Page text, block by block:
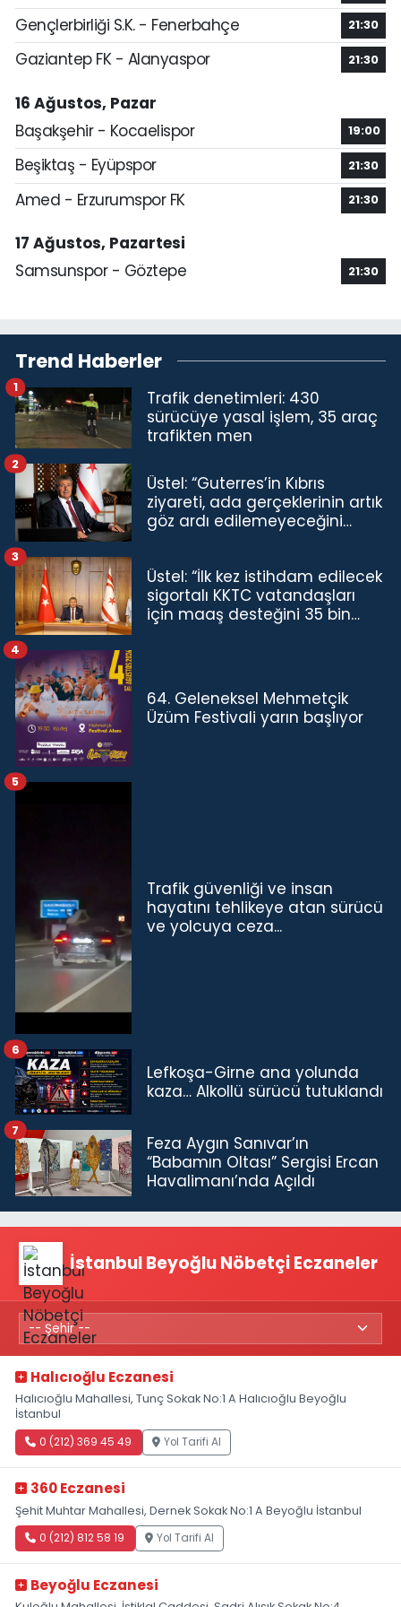
Gençlerbirliği S.K. - Fenerbahçe
21:30
Gaziantep FK - Alanyaspor 21:30
16 Ağustos, Pazar
Başakşehir - Kocaelispor
19:00
Beşiktaş - Eyüpspor 21:30
Amed - Erzurumspor FK 21:30
17 Ağustos, Pazartesi
Samsunspor - Göztepe
21:30
Trend Haberler
Trafik denetimleri: 430
sürücüye yasal işlem, 35 araç
trafikten men
1
Üstel: “Guterres’in Kıbrıs
ziyareti, ada gerçeklerinin artık
göz ardı edilemeyeceğini
2
Üstel: “İlk kez istihdam edilecek
sigortalı KKTC vatandaşları
için maaş desteğini 35 bin
3
64. Geleneksel Mehmetçik
Üzüm Festivali yarın başlıyor
4
Trafik güvenliği ve insan
hayatını tehlikeye atan sürücü
ve yolcuya ceza...
5
Lefkoşa-Girne ana yolunda
kaza… Alkollü sürücü tutuklandı
6
Feza Aygın Sanıvar’ın
“Babamın Oltası” Sergisi Ercan
Havalimanı’nda Açıldı
7
İstanbul Beyoğlu Nöbetçi Eczaneler
Halıcıoğlu Eczanesi
Halıcıoğlu Mahallesi, Tunç Sokak No:1 A Halıcıoğlu Beyoğlu
İstanbul
0 (212) 369 45 49 Yol Tarifi Al
360 Eczanesi
Şehit Muhtar Mahallesi, Dernek Sokak No:1 A Beyoğlu İstanbul
0 (212) 812 58 19 Yol Tarifi Al
Beyoğlu Eczanesi